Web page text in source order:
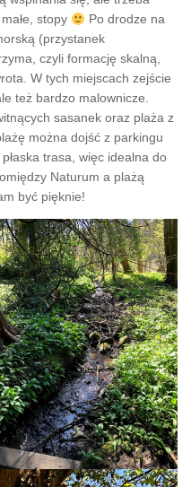
stopy
Po drodze na
(przystanek
czyli formację skalną,
W tych miejscach zejście
też bardzo malownicze.
sasanek oraz plaża z
można dojść z parkingu
trasa, więc idealna do
Naturum a plażą
być pięknie!